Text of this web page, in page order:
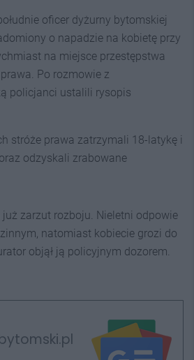
oficer dyżurny bytomskiej
o napadzie na kobietę przy
na miejsce przestępstwa
Po rozmowie z
policjanci ustalili rysopis
stróże prawa zatrzymali 18-latykę i
odzyskali zrabowane
już zarzut rozboju. Nieletni odpowie
natomiast kobiecie grozi do
objął ją policyjnym dozorem.